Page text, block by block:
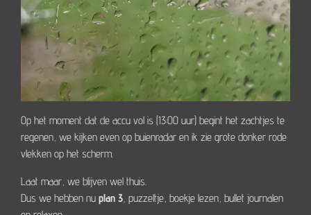
Op het moment dat de accu vol is (13:00 uur) begint het zachtjes te
regenen, we kijken even op buienradar en ik zie grote donker rode
vlekken op het scherm.
Laat maar, we blijven wel thuis.
Dus we hebben nu plan 3 , puzzeltje, boekje lezen, bullet journalen